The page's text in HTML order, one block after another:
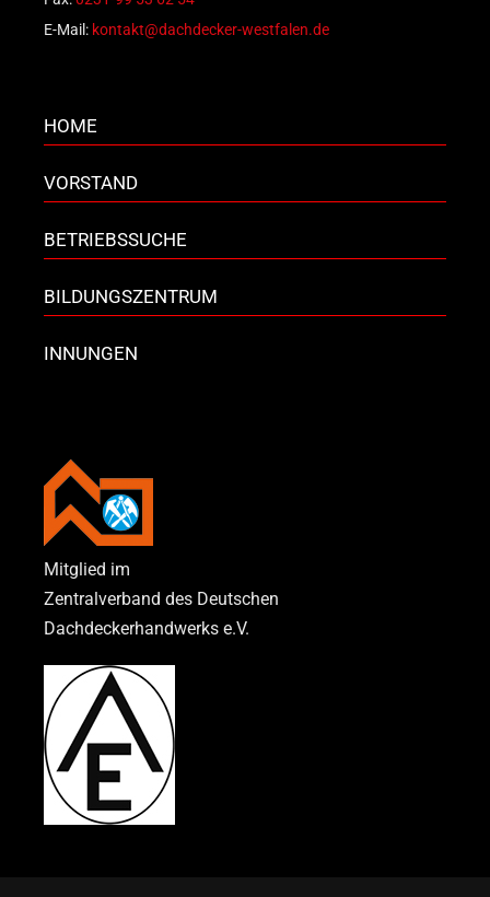
E-Mail: kontakt@dachdecker-westfalen.de
HOME
VORSTAND
BETRIEBSSUCHE
BILDUNGSZENTRUM
INNUNGEN
Mitglied im
Zentralverband des Deutschen
Dachdeckerhandwerks e.V.